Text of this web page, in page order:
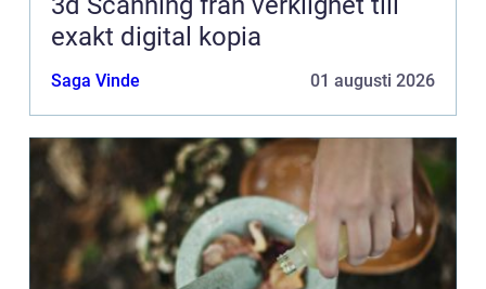
exakt digital kopia
Saga Vinde 01 augusti 2026